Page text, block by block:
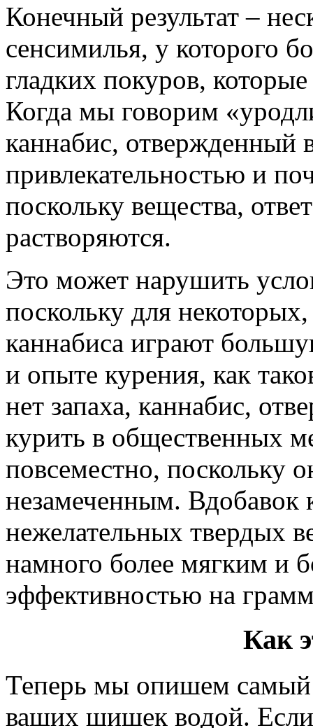
Конечный результат –
сенсимилья, у которого
гладких покуров,
Когда мы говорим
каннабис, отвержденный
привлекательностью и
поскольку вещества,
растворяются.
Это может нарушить
поскольку для
каннабиса играют
и опыте курения, как
нет запаха, каннабис,
курить в общественных
повсеместно, поскольку
незамеченным. Вдобавок
нежелательных твердых
намного более мягким и
эффективностью на
Как
Теперь мы опишем самый
ваших шишек водой.